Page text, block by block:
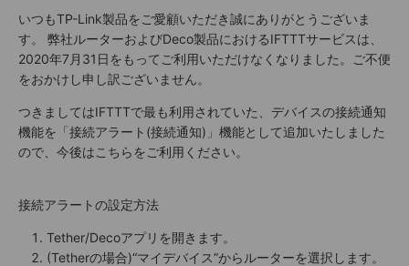
いつもTP-Link製品をご愛顧いただき誠にありがとうございま
す。 弊社ルーターおよびDeco製品におけるIFTTTサービスは、
2020年7月31日をもってご利用いただけなくなりました。ご不便
をおかけし申し訳ございません。
つきましてはIFTTTで最も利用されていた、デバイスの接続通知
機能を「接続アラート(接続通知)」機能として追加いたしました
ので、今後はこちらをご利用ください。
接続アラートの設定方法
Tether/Decoアプリを開きます。
(Tetherの場合)“マイデバイス”からルーターを選択します。